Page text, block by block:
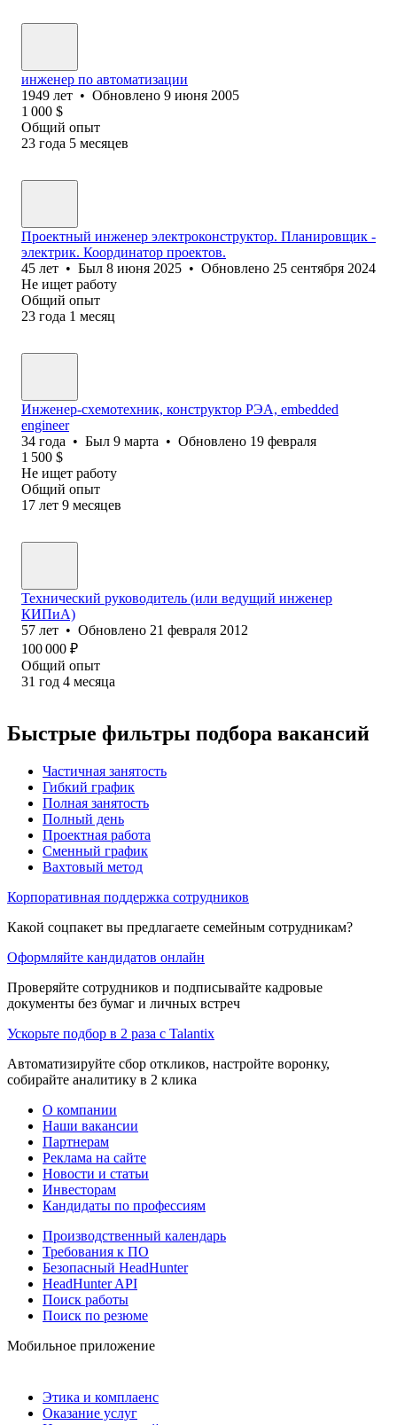
инженер по автоматизации
1949 лет • Обновлено 9 июня 2005
1 000 $
Общий опыт
23 года 5 месяцев
Проектный инженер электроконструктор. Планировщик -
электрик. Координатор проектов.
45 лет • Был 8 июня 2025 • Обновлено 25 сентября 2024
Не ищет работу
Общий опыт
23 года 1 месяц
Инженер-схемотехник, конструктор РЭА, embedded
engineer
34 года • Был 9 марта • Обновлено 19 февраля
1 500 $
Не ищет работу
Общий опыт
17 лет 9 месяцев
Технический руководитель (или ведущий инженер
КИПиА)
57 лет • Обновлено 21 февраля 2012
100 000 ₽
Общий опыт
31 год 4 месяца
Быстрые фильтры подбора вакансий
Частичная занятость
Гибкий график
Полная занятость
Полный день
Проектная работа
Сменный график
Вахтовый метод
Корпоративная поддержка сотрудников
Какой соцпакет вы предлагаете семейным сотрудникам?
Оформляйте кандидатов онлайн
Проверяйте сотрудников и подписывайте кадровые
документы без бумаг и личных встреч
Ускорьте подбор в 2 раза с Talantix
Автоматизируйте сбор откликов, настройте воронку,
собирайте аналитику в 2 клика
О компании
Наши вакансии
Партнерам
Реклама на сайте
Новости и статьи
Инвесторам
Кандидаты по профессиям
Производственный календарь
Требования к ПО
Безопасный HeadHunter
HeadHunter API
Поиск работы
Поиск по резюме
Мобильное приложение
Этика и комплаенс
Оказание услуг